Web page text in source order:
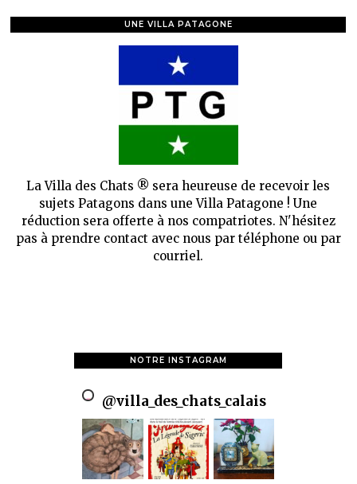
UNE VILLA PATAGONE
La Villa des Chats ® sera heureuse de recevoir les
sujets Patagons dans une Villa Patagone ! Une
réduction sera offerte à nos compatriotes. N'hésitez
pas à prendre contact avec nous par téléphone ou par
courriel.
NOTRE INSTAGRAM
@villa_des_chats_calais